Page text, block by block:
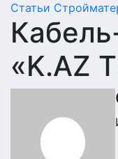
Статьи
«K.AZ